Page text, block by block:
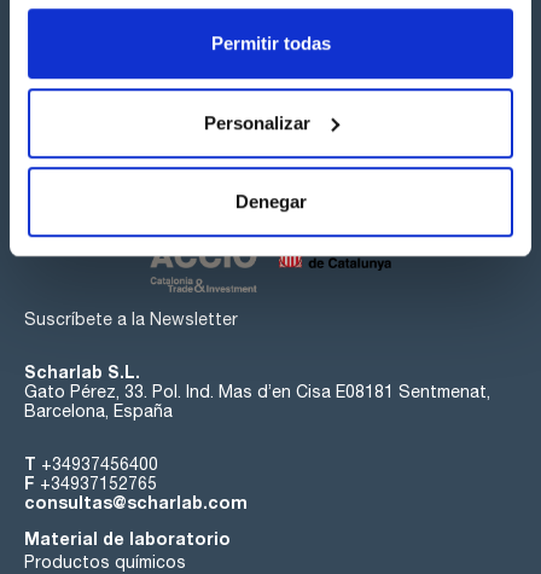
Permitir todas
Personalizar
Denegar
Síguenos:
Suscríbete a la Newsletter
Scharlab S.L.
Gato Pérez, 33. Pol. Ind. Mas d’en Cisa E08181 Sentmenat,
Barcelona, España
T +34937456400
F +34937152765
consultas@scharlab.com
Material de laboratorio
Productos químicos